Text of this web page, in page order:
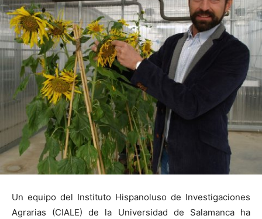
Un equipo del Instituto Hispanoluso de Investigaciones
Agrarias (CIALE) de la Universidad de Salamanca ha